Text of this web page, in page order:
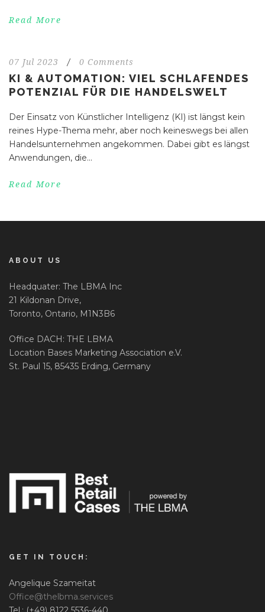
Read More
07 Jul 2023 / 0 Comments
KI & AUTOMATION: VIEL SCHLAFENDES
POTENZIAL FÜR DIE HANDELSWELT
Der Einsatz von Künstlicher Intelligenz (KI) ist längst kein
reines Hype-Thema mehr, aber noch keineswegs bei allen
Handelsunternehmen angekommen. Dabei gibt es längst
Anwendungen, die...
Read More
ABOUT US
Headquater: The LBMA Inc
21 Kildonan Drive,
Toronto, Ontario, M1N3B6
Office DACH: THE LBMA
Location Bases Marketing Association e.V.
St. Paul 15, 85435 Erding, Germany
GET IN TOUCH:
Angelique Szameitat
Office@thelbma.services